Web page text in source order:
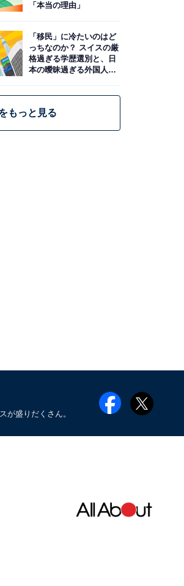
「本当の理由」
「移民」に冷たいのはど
っちなのか？ スイスの厳
格過ぎる学歴選別と、日
本の曖昧過ぎる外国人政
もっと見る
が盛りだくさん。